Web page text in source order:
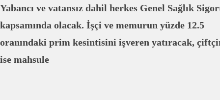
Yabancı ve vatansız dahil herkes Genel Sağlık
kapsamında olacak. İşçi ve memurun yüzde 12.5
oranındaki prim kesintisini işveren yatıracak,
ise mahsule